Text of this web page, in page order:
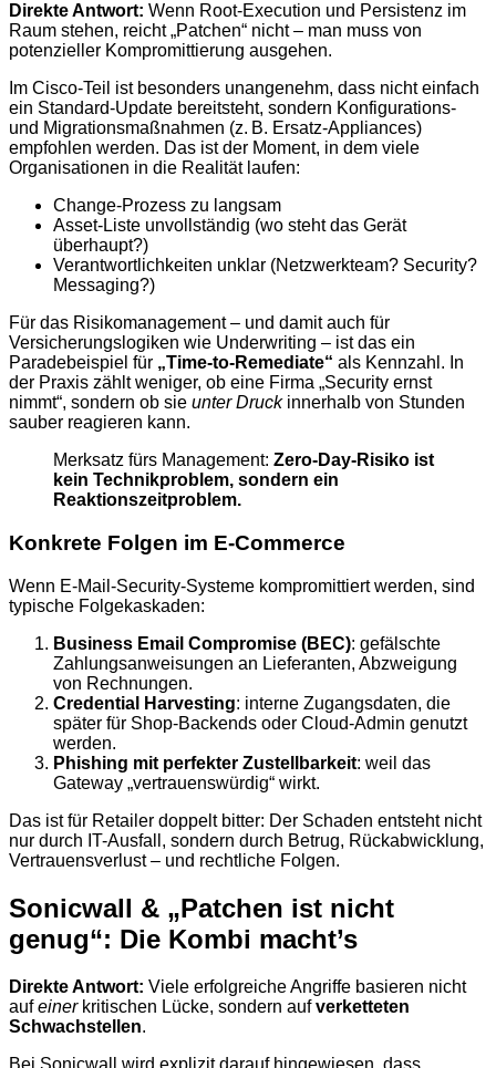
Direkte Antwort: Wenn Root-Execution und Persistenz im
Raum stehen, reicht „Patchen“ nicht – man muss von
potenzieller Kompromittierung ausgehen.
Im Cisco-Teil ist besonders unangenehm, dass nicht einfach
ein Standard-Update bereitsteht, sondern Konfigurations-
und Migrationsmaßnahmen (z. B. Ersatz-Appliances)
empfohlen werden. Das ist der Moment, in dem viele
Organisationen in die Realität laufen:
Change-Prozess zu langsam
Asset-Liste unvollständig (wo steht das Gerät
überhaupt?)
Verantwortlichkeiten unklar (Netzwerkteam? Security?
Messaging?)
Für das Risikomanagement – und damit auch für
Versicherungslogiken wie Underwriting – ist das ein
Paradebeispiel für „Time-to-Remediate“ als Kennzahl. In
der Praxis zählt weniger, ob eine Firma „Security ernst
nimmt“, sondern ob sie unter Druckinnerhalb von Stunden
sauber reagieren kann.
Merksatz fürs Management: Zero-Day-Risiko ist
kein Technikproblem, sondern ein
Reaktionszeitproblem.
Konkrete Folgen im E-Commerce
Wenn E-Mail-Security-Systeme kompromittiert werden, sind
typische Folgekaskaden:
Business Email Compromise (BEC): gefälschte
Zahlungsanweisungen an Lieferanten, Abzweigung
von Rechnungen.
Credential Harvesting: interne Zugangsdaten, die
später für Shop-Backends oder Cloud-Admin genutzt
werden.
Phishing mit perfekter Zustellbarkeit: weil das
Gateway „vertrauenswürdig“ wirkt.
Das ist für Retailer doppelt bitter: Der Schaden entsteht nicht
nur durch IT-Ausfall, sondern durch Betrug, Rückabwicklung,
Vertrauensverlust – und rechtliche Folgen.
Sonicwall & „Patchen ist nicht
genug“: Die Kombi macht’s
Direkte Antwort: Viele erfolgreiche Angriffe basieren nicht
aufeinerkritischen Lücke, sondern aufverketteten
Schwachstellen.
Bei Sonicwall wird explizit darauf hingewiesen, dass